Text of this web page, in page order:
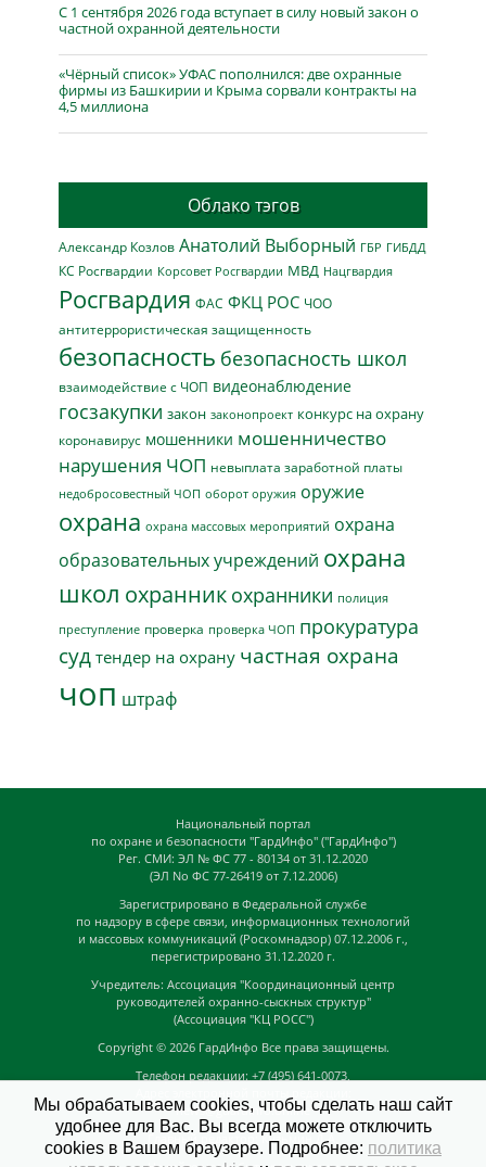
С 1 сентября 2026 года вступает в силу новый закон о
частной охранной деятельности
«Чёрный список» УФАС пополнился: две охранные
фирмы из Башкирии и Крыма сорвали контракты на
4,5 миллиона
Облако тэгов
Александр Козлов Анатолий Выборный ГБР ГИБДД
КС Росгвардии Корсовет Росгвардии МВД Нацгвардия
Росгвардия ФАС ФКЦ РОС ЧОО
антитеррористическая защищенность
безопасность безопасность школ
взаимодействие с ЧОП видеонаблюдение
госзакупки закон законопроект конкурс на охрану
коронавирус мошенники мошенничество
нарушения ЧОП невыплата заработной платы
недобросовестный ЧОП оборот оружия оружие
охрана охрана массовых мероприятий охрана
образовательных учреждений охрана
школ охранник охранники полиция
преступление проверка проверка ЧОП прокуратура
суд тендер на охрану частная охрана
чоп штраф
Национальный портал
по охране и безопасности "ГардИнфо" ("ГардИнфо")
Рег. СМИ: ЭЛ № ФС 77 - 80134 от 31.12.2020
(ЭЛ No ФС 77-26419 от 7.12.2006)
Зарегистрировано в Федеральной службе
по надзору в сфере связи, информационных технологий
и массовых коммуникаций (Роскомнадзор) 07.12.2006 г.,
перегистрировано 31.12.2020 г.
Учредитель: Ассоциация "Координационный центр
руководителей охранно-сыскных структур"
(Ассоциация "КЦ РОСС")
Copyright © 2026 ГардИнфо Все права защищены.
Телефон редакции: +7 (495) 641-0073,
news@guardinfo.online
Главный редактор: Кузьмин Д.А.
Мы обрабатываем cookies, чтобы сделать наш сайт
удобнее для Вас. Вы всегда можете отключить
cookies в Вашем браузере. Подробнее: политика